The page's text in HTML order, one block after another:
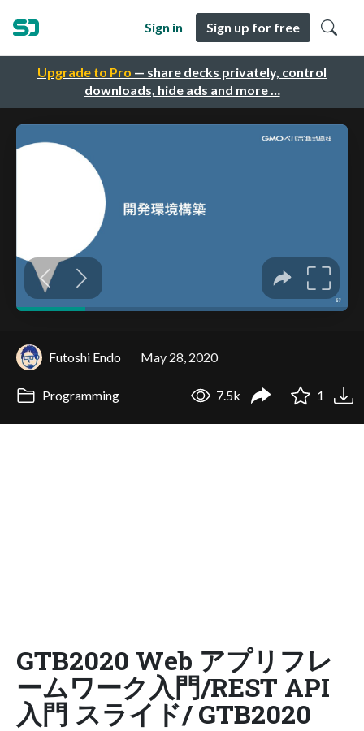
Upgrade to Pro — share decks privately, control
downloads, hide ads and more …
Sign in Sign up for free
Futoshi Endo May 28, 2020
Programming 7.5k 1
GTB2020 Web アプリフレ
ームワーク入門/REST API
入門 スライド/ GTB2020